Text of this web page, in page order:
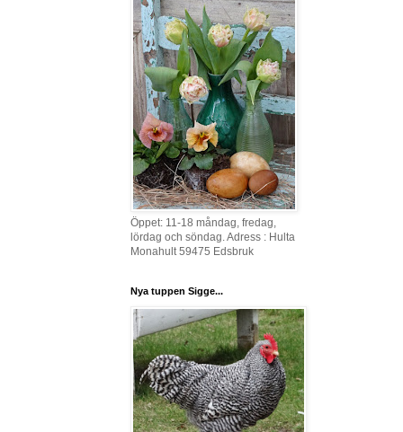
Öppet: 11-18 måndag, fredag,
lördag och söndag. Adress : Hulta
Monahult 59475 Edsbruk
Nya tuppen Sigge...